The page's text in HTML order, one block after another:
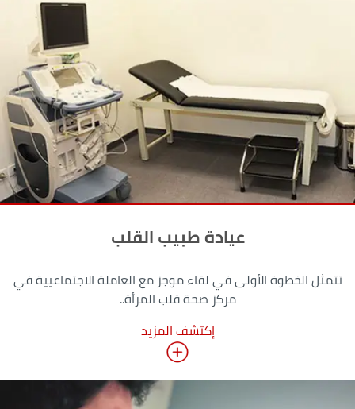
عيادة طبيب القلب
تتمثل الخطوة الأولى في لقاء موجز مع العاملة الاجتماعيية في
مركز صحة قلب المرأة..
إكتشف المزيد